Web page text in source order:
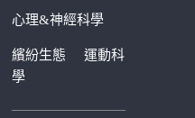
心理&神經科學
繽紛生態運動科
學
—————————